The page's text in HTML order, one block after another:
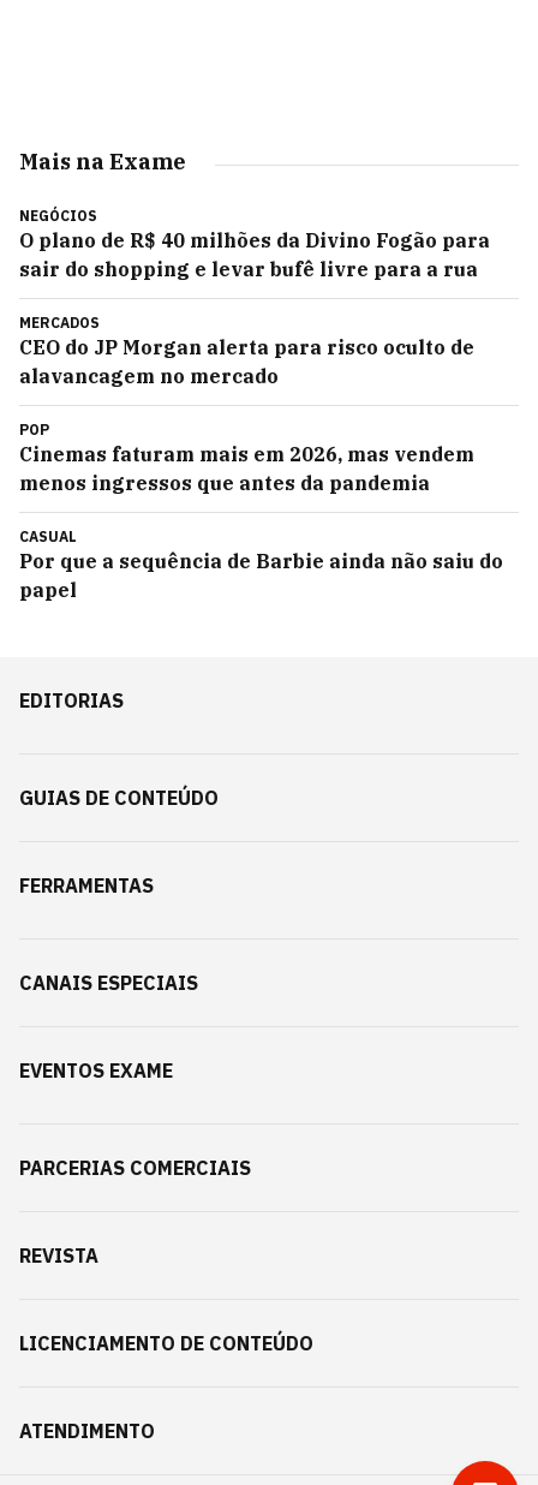
Mais na Exame
NEGÓCIOS
O plano de R$ 40 milhões da Divino Fogão para
sair do shopping e levar bufê livre para a rua
MERCADOS
CEO do JP Morgan alerta para risco oculto de
alavancagem no mercado
POP
Cinemas faturam mais em 2026, mas vendem
menos ingressos que antes da pandemia
CASUAL
Por que a sequência de Barbie ainda não saiu do
papel
EDITORIAS
GUIAS DE CONTEÚDO
FERRAMENTAS
CANAIS ESPECIAIS
EVENTOS EXAME
PARCERIAS COMERCIAIS
REVISTA
LICENCIAMENTO DE CONTEÚDO
ATENDIMENTO